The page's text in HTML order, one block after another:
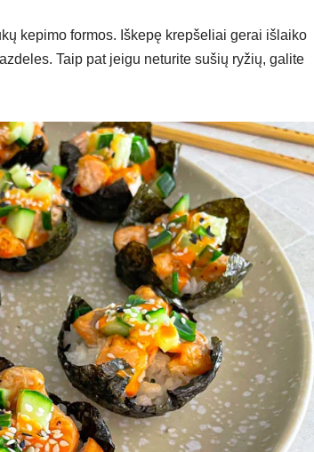
kepimo formos. Iškepę krepšeliai gerai išlaiko
Taip pat jeigu neturite sušių ryžių, galite